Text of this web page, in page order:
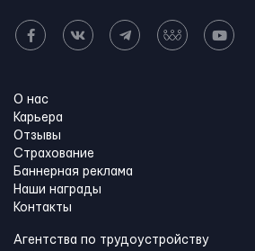
О нас
Карьера
Отзывы
Страхование
Баннерная реклама
Наши награды
Контакты
Агентства по трудоустройству